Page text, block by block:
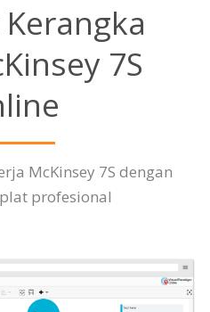
7S
McKinsey 7S dengan
profesional